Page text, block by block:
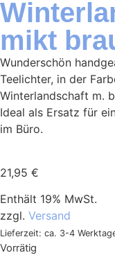
mikt
Wunderschön
Teelichter, in der
Winterlandschaft m.
Ideal als Ersatz für
im Büro.
21,95 €
Enthält 19% MwSt.
zzgl. Versand
Lieferzeit: ca. 3-4
Vorrätig